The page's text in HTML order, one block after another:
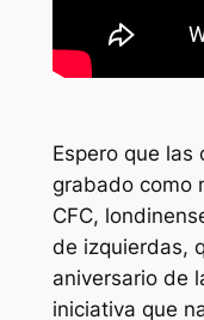
Espero que las
grabado como
CFC,
de izquierdas,
aniversario de
iniciativa que